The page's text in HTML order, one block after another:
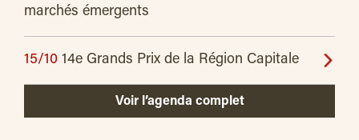
marchés émergents
15/10 14e Grands Prix de la Région Capitale
Voir l’agenda complet